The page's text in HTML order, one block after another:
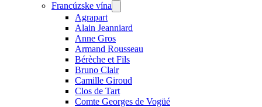
Francúzske vína
menu
Agrapart
Alain Jeanniard
Anne Gros
Armand Rousseau
Bérèche et Fils
Bruno Clair
Camille Giroud
Clos de Tart
Comte Georges de Vogüé